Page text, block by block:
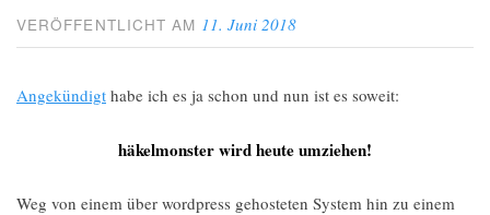
VERÖFFENTLICHT AM 11. Juni 2018
Angekündigt habe ich es ja schon und nun ist es soweit:
häkelmonster wird heute umziehen!
Weg von einem über wordpress gehosteten System hin zu einem